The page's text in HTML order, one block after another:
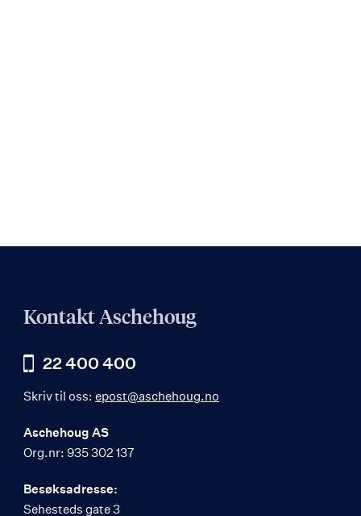
Kontakt Aschehoug
22 400 400
Skriv til oss: epost@aschehoug.no
Aschehoug AS
Org.nr: 935 302 137
Besøksadresse:
Sehesteds gate 3